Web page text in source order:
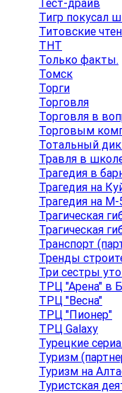
Тигр покусал
Титовские
ТНТ
Только факты.
Томск
Торги
Торговля
Торговля в
Торговым
Тотальный
Травля в
Трагедия в
Трагедия на
Трагедия на М-
Трагическая
Трагическая
Транспорт
Тренды
Три сестры
ТРЦ "Арена" в
ТРЦ "Весна"
ТРЦ "Пионер"
ТРЦ Galaxy
Турецкие
Туризм
Туризм на
Туристская